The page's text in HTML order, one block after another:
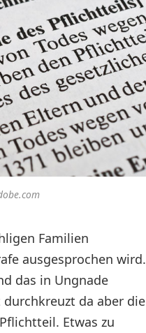
Familien
ausgesprochen wird.
das in Ungnade
durchkreuzt da aber die
Etwas zu